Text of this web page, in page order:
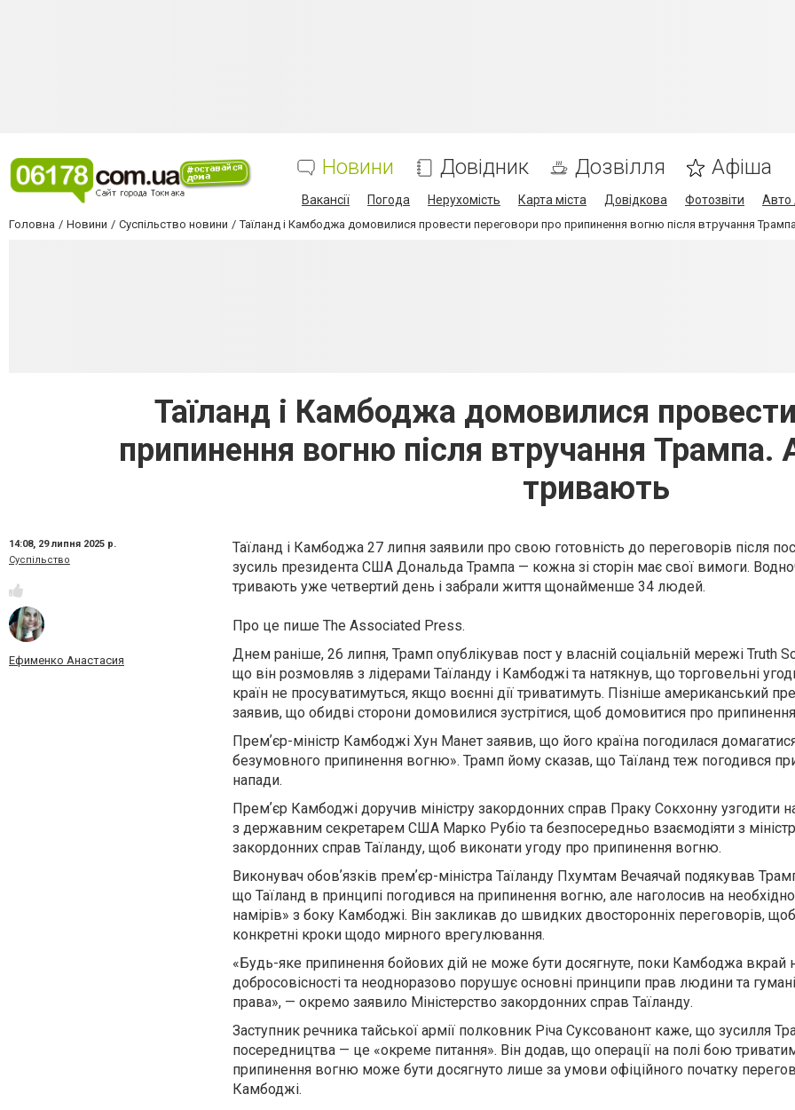
Новини Довідник Дозвілля Афіша
Вакансії Погода Нерухомість Карта міста Довідкова Фотозвіти Авто
Головна Новини Суспільство новини Таїланд і Камбоджа домовилися провести переговори про припинення вогню після втручання
Таїланд і Камбоджа домовилися
припинення вогню після втручання Трампа.
тривають
14:08, 29 липня 2025 р.
Суспільство
Ефименко Анастасия
Таїланд і Камбоджа 27 липня заявили про свою готовність до переговорів після
зусиль президента США Дональда Трампа — кожна зі сторін має свої вимоги.
тривають уже четвертий день і забрали життя щонайменше 34 людей.
Про це пише The Associated Press.
Днем раніше, 26 липня, Трамп опублікував пост у власній соціальній мережі Truth
що він розмовляв з лідерами Таїланду і Камбоджі та натякнув, що торговельні
країн не просуватимуться, якщо воєнні дії триватимуть. Пізніше американський
заявив, що обидві сторони домовилися зустрітися, щоб домовитися про
Премʼєр-міністр Камбоджі Хун Манет заявив, що його країна погодилася
безумовного припинення вогню». Трамп йому сказав, що Таїланд теж погодився
напади.
Премʼєр Камбоджі доручив міністру закордонних справ Праку Сокхонну узгодити
з державним секретарем США Марко Рубіо та безпосередньо взаємодіяти з
закордонних справ Таїланду, щоб виконати угоду про припинення вогню.
Виконувач обовʼязків премʼєр-міністра Таїланду Пхумтам Вечаячай подякував
що Таїланд в принципі погодився на припинення вогню, але наголосив на
намірів» з боку Камбоджі. Він закликав до швидких двосторонніх переговорів,
конкретні кроки щодо мирного врегулювання.
«Будь-яке припинення бойових дій не може бути досягнуте, поки Камбоджа вкрай
добросовісності та неодноразово порушує основні принципи прав людини та
права», — окремо заявило Міністерство закордонних справ Таїланду.
Заступник речника тайської армії полковник Річа Суксованонт каже, що зусилля
посередництва — це «окреме питання». Він додав, що операції на полі бою
припинення вогню може бути досягнуто лише за умови офіційного початку
Камбоджі.